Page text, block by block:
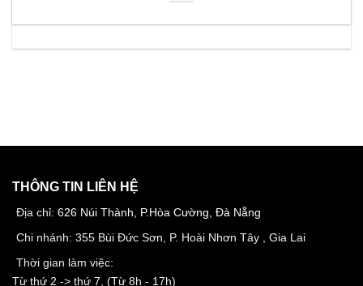
THÔNG TIN LIÊN HỆ
Địa chỉ: 626 Núi Thành, P.Hòa Cường, Đà Nẵng
Chi nhánh: 355 Bùi Đức Sơn, P. Hoài Nhơn Tây , Gia Lai
Thời gian làm việc:
Từ thứ 2 -> thứ 7, (Từ 8h - 17h)